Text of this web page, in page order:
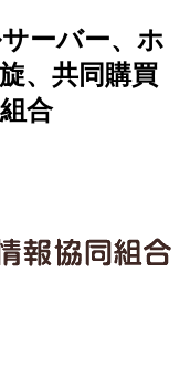
ーバー、ホ
、共同購買
合